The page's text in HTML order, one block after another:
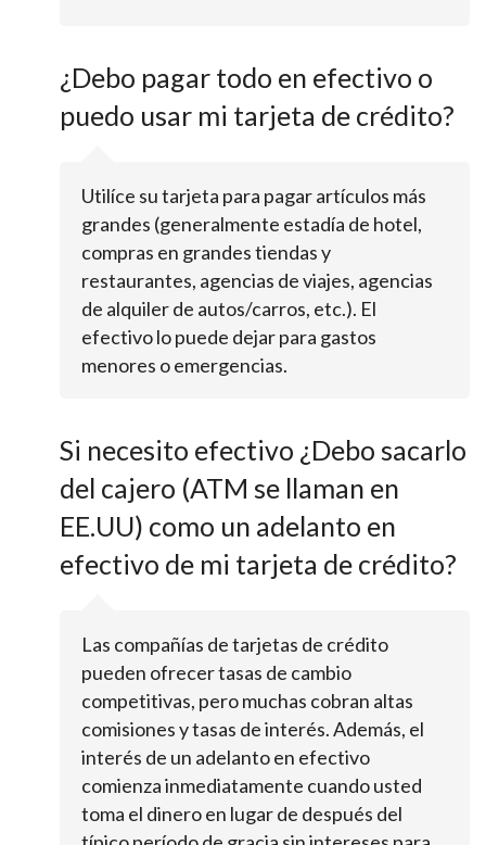
¿Debo pagar todo en efectivo o
puedo usar mi tarjeta de crédito?
Utilíce su tarjeta para pagar artículos más
grandes (generalmente estadía de hotel,
compras en grandes tiendas y
restaurantes, agencias de viajes, agencias
de alquiler de autos/carros, etc.). El
efectivo lo puede dejar para gastos
menores o emergencias.
Si necesito efectivo ¿Debo sacarlo
del cajero (ATM se llaman en
EE.UU) como un adelanto en
efectivo de mi tarjeta de crédito?
Las compañías de tarjetas de crédito
pueden ofrecer tasas de cambio
competitivas, pero muchas cobran altas
comisiones y tasas de interés. Además, el
interés de un adelanto en efectivo
comienza inmediatamente cuando usted
toma el dinero en lugar de después del